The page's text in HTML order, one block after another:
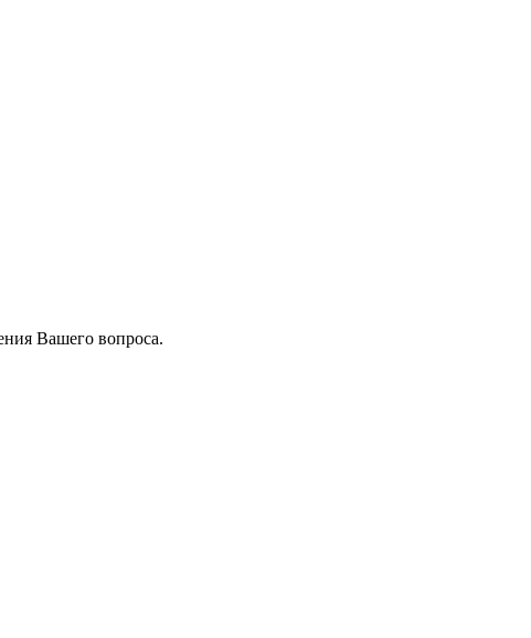
Вашего вопроса.